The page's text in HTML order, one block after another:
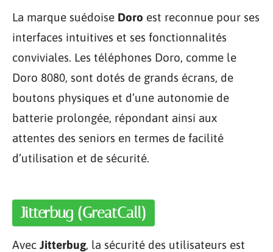
La marque suédoise Doro est reconnue pour ses
interfaces intuitives et ses fonctionnalités
conviviales. Les téléphones Doro, comme le
Doro 8080, sont dotés de grands écrans, de
boutons physiques et d’une autonomie de
batterie prolongée, répondant ainsi aux
attentes des seniors en termes de facilité
d’utilisation et de sécurité.
Jitterbug (GreatCall)
Avec Jitterbug, la sécurité des utilisateurs est